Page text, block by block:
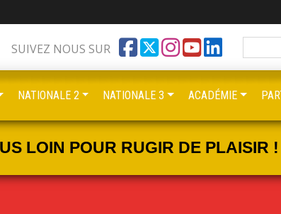
LOIN POUR RUGIR DE PLAISIR !
SUIVEZ NOUS SUR
NATIONALE 2 NATIONALE 3 ACADÉMIE